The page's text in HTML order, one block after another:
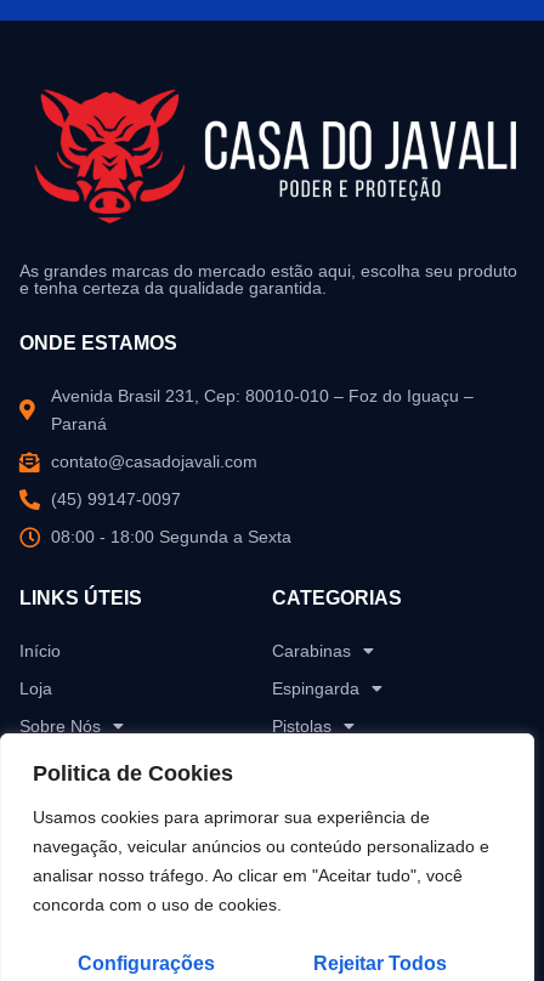
Politica de Cookies
Usamos cookies para aprimorar sua experiência de
navegação, veicular anúncios ou conteúdo personalizado e
analisar nosso tráfego. Ao clicar em "Aceitar tudo", você
concorda com o uso de cookies.
Configurações Rejeitar Todos
As grandes marcas do mercado estão aqui, escolha seu produto
e tenha certeza da qualidade garantida.
ONDE ESTAMOS
Avenida Brasil 231, Cep: 80010-010 – Foz do Iguaçu –
Paraná
contato@casadojavali.com
(45) 99147-0097
08:00 - 18:00 Segunda a Sexta
LINKS ÚTEIS
Início
Loja
Sobre Nós
Blog
CATEGORIAS
Carabinas
Espingarda
Pistolas
Munições
Pólvoras
Copyright © 2014 - 2025 Casa do Javali, All rights reserved.